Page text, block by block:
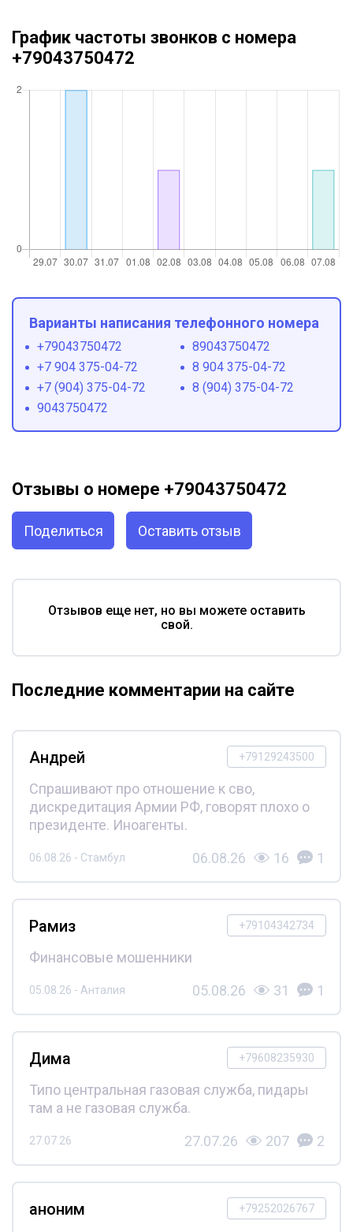
График частоты звонков с номера
+79043750472
Варианты написания телефонного номера
+79043750472
89043750472
+7 904 375-04-72
8 904 375-04-72
+7 (904) 375-04-72
8 (904) 375-04-72
9043750472
Отзывы о номере +79043750472
Поделиться Оставить отзыв
Отзывов еще нет, но вы можете оставить
свой.
Последние комментарии на сайте
+79129243500
Андрей
Спрашивают про отношение к сво,
дискредитация Армии РФ, говорят плохо о
президенте. Иноагенты.
06.08.26 - Стамбул 06.08.26 16 1
+79104342734
Рамиз
Финансовые мошенники
05.08.26 - Анталия 05.08.26 31 1
+79608235930
Дима
Типо центральная газовая служба, пидары
там а не газовая служба.
27.07.26 27.07.26 207 2
+79252026767
аноним